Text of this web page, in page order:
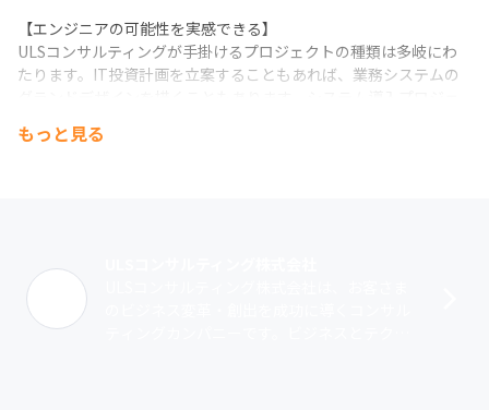
【エンジニアの可能性を実感できる】
ULSコンサルティングが手掛けるプロジェクトの種類は多岐にわ
たります。IT投資計画を立案することもあれば、業務システムの
こともある。エンジニアには広大な活躍のフィールドがあると実
会社の方針が決定され、事業が運営されています。数字先行の売
上目標を立てない、管理業務を極限まで圧縮する、技術者として
のパスを用意するなど、エンジニアにとっての心地よさを重視し
もっと見る